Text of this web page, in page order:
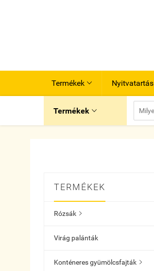
Termékek  Nyitvatartás
Termékek 
TERMÉKEK
Rózsák 
Virág palánták
Konténeres gyümölcsfajták 